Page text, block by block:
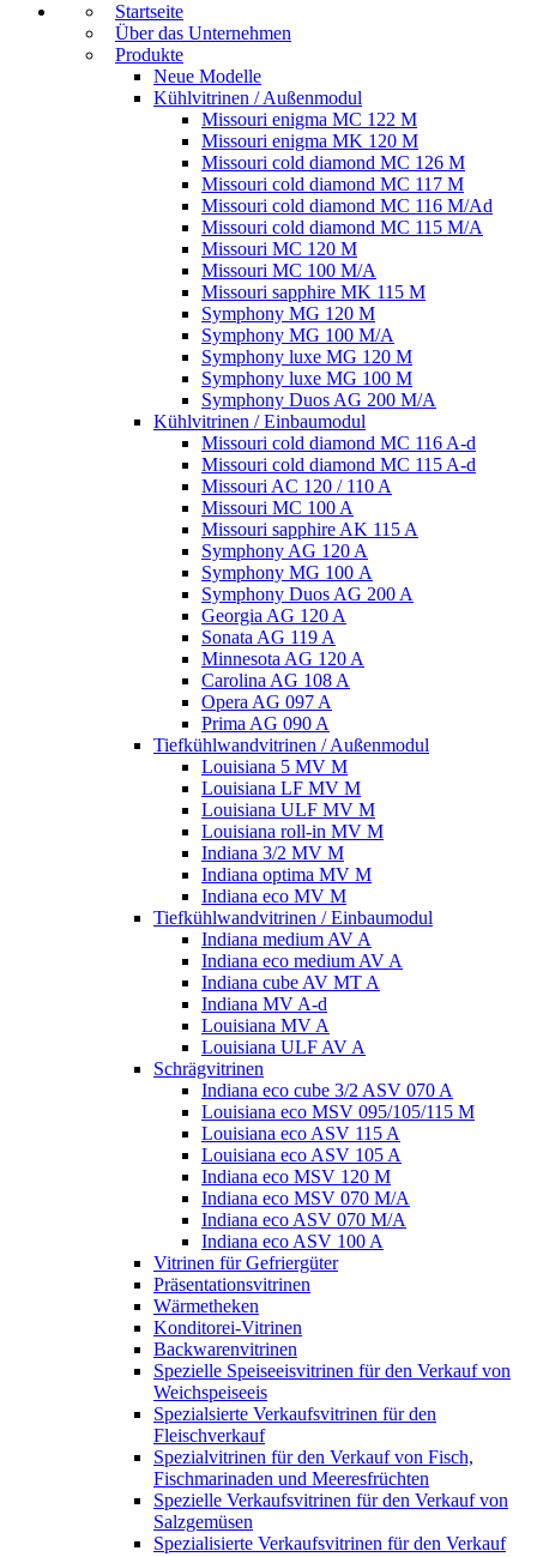
Start­sei­te
Über das Unternehmen
Produkte
Neue Modelle
Kühlvitrinen / Außenmodul
Missouri enigma MC 122 M
Missouri enigma MK 120 M
Missouri cold diamond MC 126 M
Missouri cold diamond MC 117 M
Missouri cold diamond MC 116 M/Ad
Missouri cold diamond MC 115 M/A
Missouri MC 120 M
Missouri MC 100 M/A
Missouri sapphire MK 115 M
Symphony MG 120 M
Symphony MG 100 M/А
Symphony luxe MG 120 M
Symphony luxe MG 100 M
Symphony Duos AG 200 M/A
Kühlvitrinen / Einbaumodul
Missouri cold diamond MC 116 A-d
Missouri cold diamond MC 115 A-d
Missouri AC 120 / 110 A
Missouri MC 100 A
Missouri sapphire AK 115 A
Symphony AG 120 A
Symphony MG 100 А
Symphony Duos AG 200 A
Georgia AG 120 A
Sonata AG 119 A
Minnesota AG 120 A
Carolina AG 108 A
Opera AG 097 A
Prima AG 090 A
Tiefkühlwandvitrinen / Außenmodul
Louisiana 5 MV M
Louisiana LF MV M
Louisiana ULF MV M
Louisiana roll-in MV M
Indiana 3/2 MV M
Indiana optima MV M
Indiana eco MV M
Tiefkühlwandvitrinen / Einbaumodul
Indiana medium AV A
Indiana eco medium AV A
Indiana cube AV MT A
Indiana MV A-d
Louisiana MV A
Louisiana ULF AV A
Schrägvitrinen
Indiana eco cube 3/2 ASV 070 A
Louisiana eco MSV 095/105/115 M
Louisiana eco ASV 115 A
Louisiana eco ASV 105 A
Indiana eco MSV 120 M
Indiana eco MSV 070 M/A
Indiana eco ASV 070 M/A
Indiana eco ASV 100 A
Vitrinen für Gefriergüter
Präsentationsvitrinen
Wärmetheken
Konditorei-Vitrinen
Backwarenvitrinen
Spezielle Speiseeisvitrinen für den Verkauf von
Weichspeiseeis
Spezialsierte Verkaufsvitrinen für den
Fleischverkauf
Spezialvitrinen für den Verkauf von Fisch,
Fischmarinaden und Meeresfrüchten
Spezielle Verkaufsvitrinen für den Verkauf von
Salzgemüsen
Spezialisierte Verkaufsvitrinen für den Verkauf